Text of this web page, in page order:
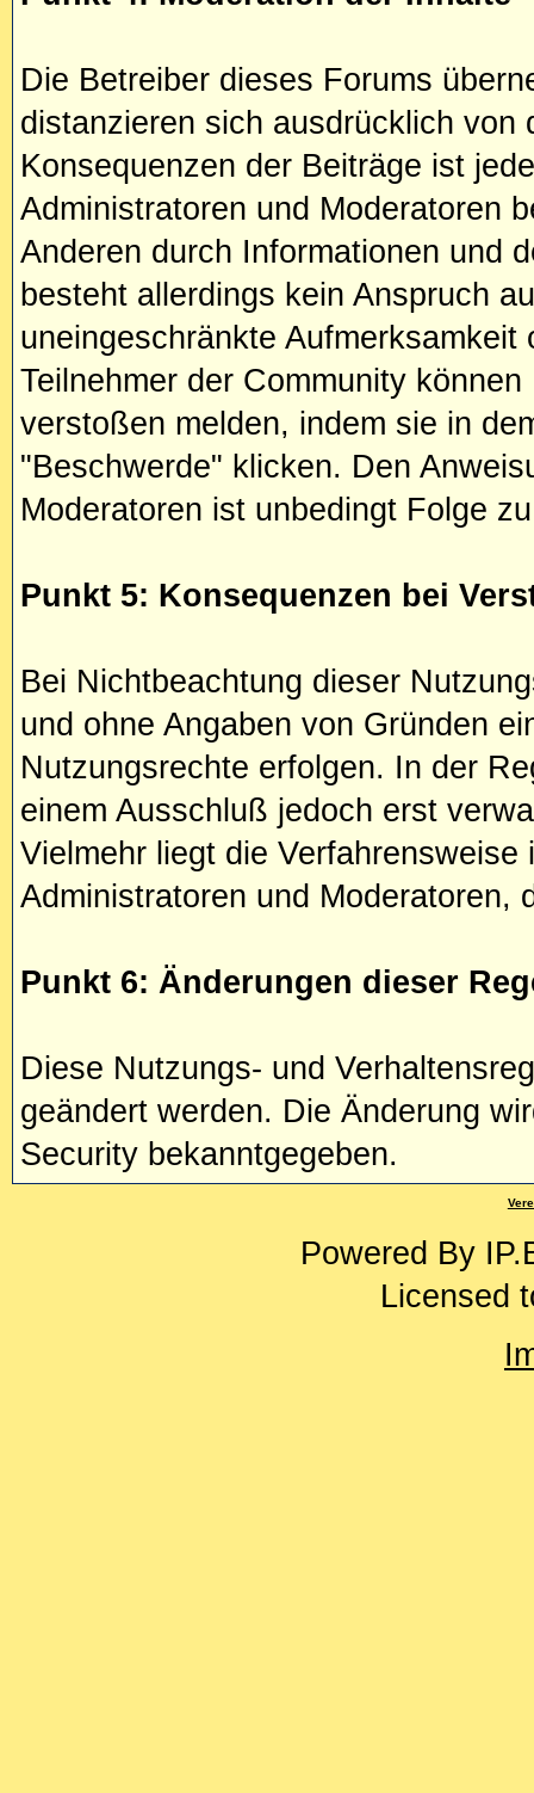
Die Betreiber dieses Forums
distanzieren sich ausdrücklich
Konsequenzen der Beiträge ist
Administratoren und Moderatoren
Anderen durch Informationen und
besteht allerdings kein Anspruch
uneingeschränkte
Teilnehmer der Community
verstoßen melden, indem sie in
"Beschwerde" klicken. Den
Moderatoren ist unbedingt Folge
Punkt 5: Konsequenzen bei
Bei Nichtbeachtung dieser
und ohne Angaben von Gründen
Nutzungsrechte erfolgen. In der
einem Ausschluß jedoch erst
Vielmehr liegt die
Administratoren und Moderatoren,
Punkt 6: Änderungen dieser
Diese Nutzungs- und
geändert werden. Die Änderung
Security bekanntgegeben.
Powered By
Licensed